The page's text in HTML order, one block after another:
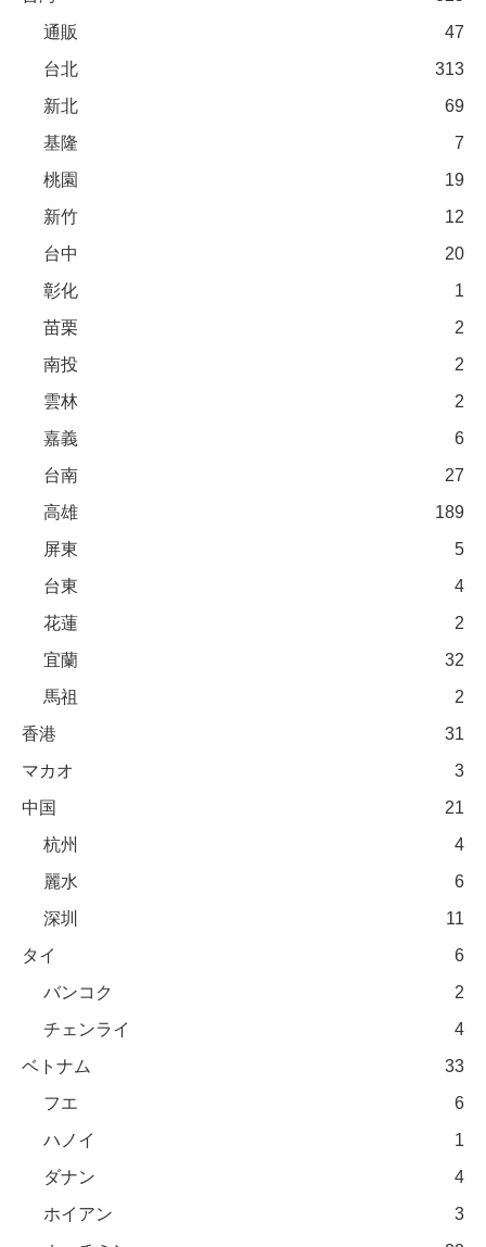
通販
47
台北
313
新北
69
基隆
7
桃園
19
新竹
12
台中
20
彰化
1
苗栗
2
南投
2
雲林
2
嘉義
6
台南
27
高雄
189
屏東
5
台東
4
花蓮
2
宜蘭
32
馬祖
2
香港
31
マカオ
3
中国
21
杭州
4
麗水
6
深圳
11
タイ
6
バンコク
2
チェンライ
4
ベトナム
33
フエ
6
ハノイ
1
ダナン
4
ホイアン
3